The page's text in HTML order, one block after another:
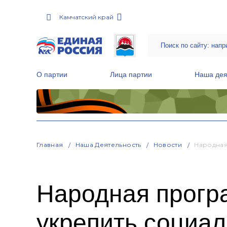
Камчатский край
О партии Лица партии Наша
Главная Наша Деятельность Новости
Народная